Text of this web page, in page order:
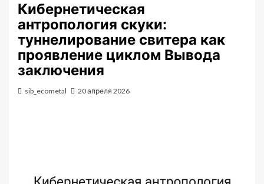
Кибернетическая
антропология скуки:
туннелирование свитера как
проявление циклом Вывода
заключения
sib_ecometal 20 апреля 2026